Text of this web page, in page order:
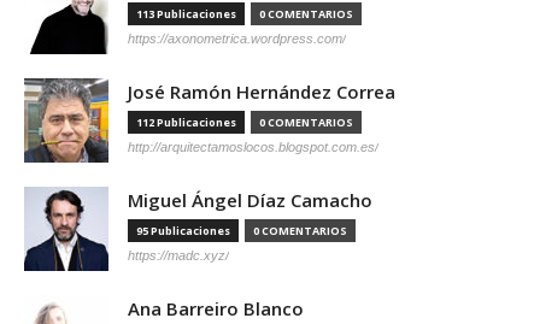
113 Publicaciones 0 COMENTARIOS
https://axonometrica.wordpress.com/
José Ramón Hernández Correa
112 Publicaciones 0 COMENTARIOS
http://arquitectamoslocos.blogspot.com.es/
Miguel Ángel Díaz Camacho
95 Publicaciones 0 COMENTARIOS
https://madc.xyz/
Ana Barreiro Blanco